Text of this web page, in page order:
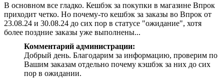
В основном все гладко. Кешбэк за покупки в магазине Впрок
приходит четко. Но почему-то кешбэк за заказы во Впрок от
23.08.24 и 30.08.24 до сих пор в статусе "ожидание", хотя
более поздние заказы уже выполнены...
Комментарий администрации:
Добрый день. Благодарим за информацию, проверим по
Вашим заказам отдельно почему кэшбэк за них до сих
пор в ожидании.